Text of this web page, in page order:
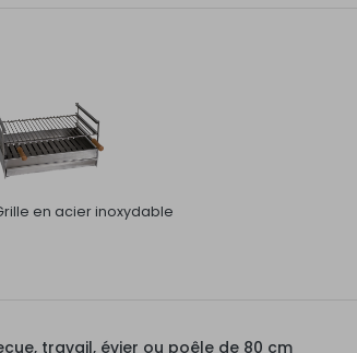
en acier inoxydable
travail, évier ou poêle de 80 cm